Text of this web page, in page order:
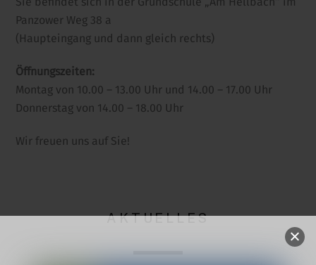
Panzower Weg 38 a
(Haupteingang und dann gleich rechts)
Öffnungszeiten:
Montag von 10.00 – 13.00 Uhr und 14.00 – 17.00 Uhr
Donnerstag von 14.00 – 18.00 Uhr
Wir freuen uns auf Sie!
AKTUELLES